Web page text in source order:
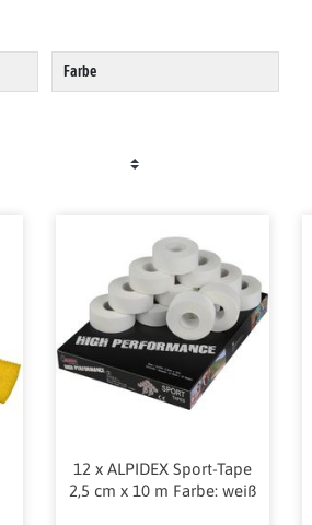
Farbe
12 x ALPIDEX Sport-Tape
2,5 cm x 10 m Farbe: weiß